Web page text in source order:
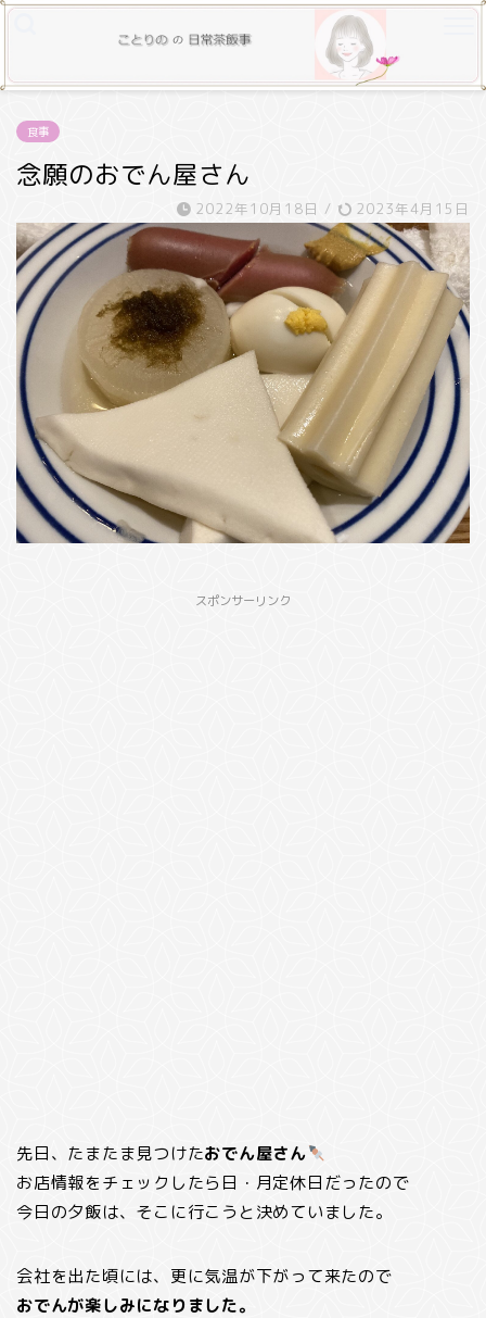
食事
念願のおでん屋さん
2022年10月18日 / 2023年4月15日
スポンサーリンク
先日、たまたま見つけたおでん屋さん
お店情報をチェックしたら日・月定休日だったので
今日の夕飯は、そこに行こうと決めていました。
会社を出た頃には、更に気温が下がって来たので
おでんが楽しみになりました。